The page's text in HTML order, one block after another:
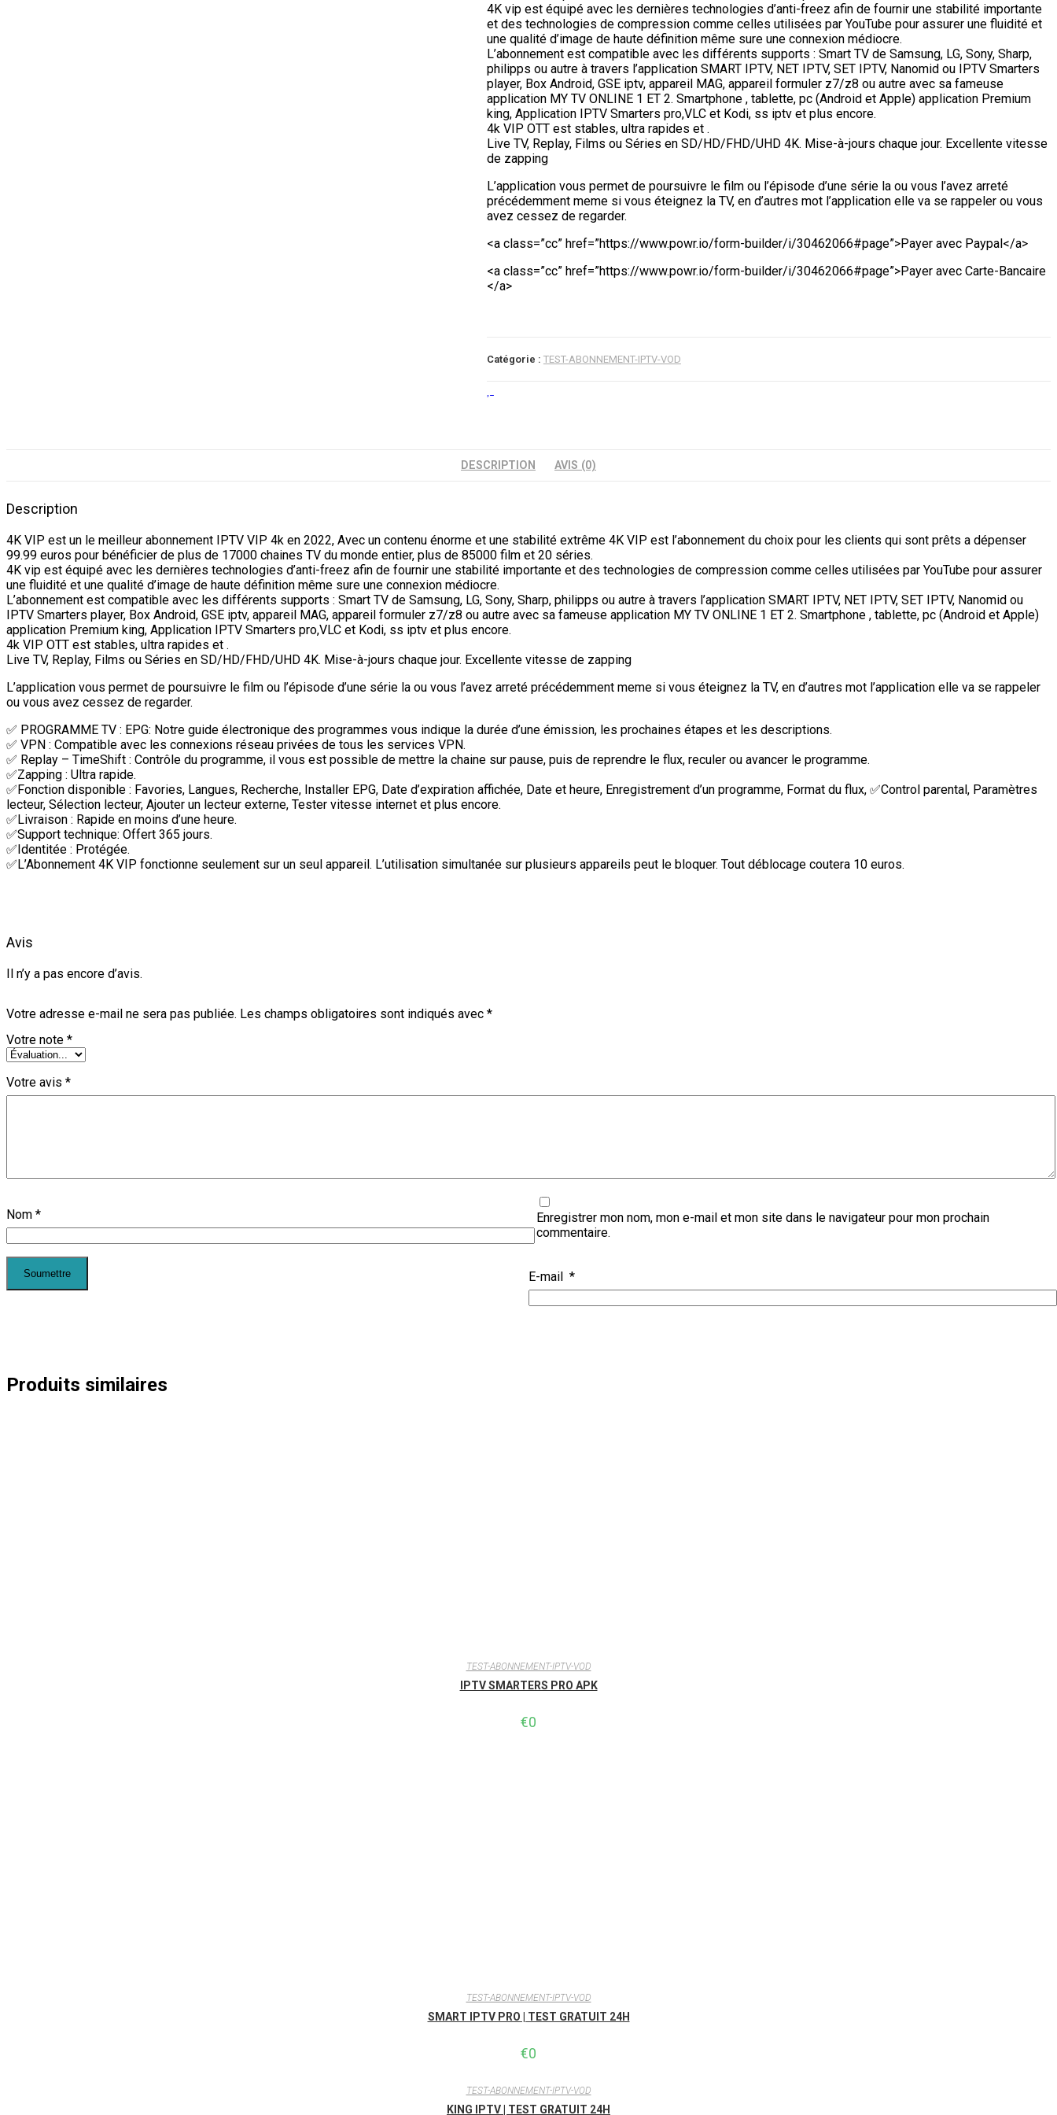
4K vip est équipé avec les dernières technologies d’anti-freez afin de fournir une stabilité importante
et des technologies de compression comme celles utilisées par YouTube pour assurer une fluidité et
une qualité d’image de haute définition même sure une connexion médiocre.
L’abonnement est compatible avec les différents supports : Smart TV de Samsung, LG, Sony, Sharp,
philipps ou autre à travers l’application SMART IPTV, NET IPTV, SET IPTV, Nanomid ou IPTV Smarters
player, Box Android, GSE iptv, appareil MAG, appareil formuler z7/z8 ou autre avec sa fameuse
application MY TV ONLINE 1 ET 2. Smartphone , tablette, pc (Android et Apple) application Premium
king, Application IPTV Smarters pro,VLC et Kodi, ss iptv et plus encore.
4k VIP OTT est stables, ultra rapides et .
Live TV, Replay, Films ou Séries en SD/HD/FHD/UHD 4K. Mise-à-jours chaque jour. Excellente vitesse
de zapping
L’application vous permet de poursuivre le film ou l’épisode d’une série la ou vous l’avez arreté
précédemment meme si vous éteignez la TV, en d’autres mot l’application elle va se rappeler ou vous
avez cessez de regarder.
<a class=”cc” href=”https://www.powr.io/form-builder/i/30462066#page”>Payer avec Paypal</a>
<a class=”cc” href=”https://www.powr.io/form-builder/i/30462066#page”>Payer avec Carte-Bancaire
</a>
Catégorie : TEST-ABONNEMENT-IPTV-VOD
DESCRIPTION AVIS (0)
Description
4K VIP est un le meilleur abonnement IPTV VIP 4k en 2022, Avec un contenu énorme et une stabilité extrême 4K VIP est l’abonnement du choix pour les clients qui sont prêts a dépenser
99.99 euros pour bénéficier de plus de 17000 chaines TV du monde entier, plus de 85000 film et 20 séries.
4K vip est équipé avec les dernières technologies d’anti-freez afin de fournir une stabilité importante et des technologies de compression comme celles utilisées par YouTube pour assurer
une fluidité et une qualité d’image de haute définition même sure une connexion médiocre.
L’abonnement est compatible avec les différents supports : Smart TV de Samsung, LG, Sony, Sharp, philipps ou autre à travers l’application SMART IPTV, NET IPTV, SET IPTV, Nanomid ou
IPTV Smarters player, Box Android, GSE iptv, appareil MAG, appareil formuler z7/z8 ou autre avec sa fameuse application MY TV ONLINE 1 ET 2. Smartphone , tablette, pc (Android et Apple)
application Premium king, Application IPTV Smarters pro,VLC et Kodi, ss iptv et plus encore.
4k VIP OTT est stables, ultra rapides et .
Live TV, Replay, Films ou Séries en SD/HD/FHD/UHD 4K. Mise-à-jours chaque jour. Excellente vitesse de zapping
L’application vous permet de poursuivre le film ou l’épisode d’une série la ou vous l’avez arreté précédemment meme si vous éteignez la TV, en d’autres mot l’application elle va se rappeler
ou vous avez cessez de regarder.
✅ PROGRAMME TV : EPG: Notre guide électronique des programmes vous indique la durée d’une émission, les prochaines étapes et les descriptions.
✅ VPN : Compatible avec les connexions réseau privées de tous les services VPN.
✅ Replay – TimeShift : Contrôle du programme, il vous est possible de mettre la chaine sur pause, puis de reprendre le flux, reculer ou avancer le programme.
✅Zapping : Ultra rapide.
✅Fonction disponible : Favories, Langues, Recherche, Installer EPG, Date d’expiration affichée, Date et heure, Enregistrement d’un programme, Format du flux, ✅Control parental, Paramètres
lecteur, Sélection lecteur, Ajouter un lecteur externe, Tester vitesse internet et plus encore.
✅Livraison : Rapide en moins d’une heure.
✅Support technique: Offert 365 jours.
✅Identitée : Protégée.
✅L’Abonnement 4K VIP fonctionne seulement sur un seul appareil. L’utilisation simultanée sur plusieurs appareils peut le bloquer. Tout déblocage coutera 10 euros.
Avis
Il n’y a pas encore d’avis.
Votre adresse e-mail ne sera pas publiée. Les champs obligatoires sont indiqués avec *
Votre note *
Votre avis *
Nom *
E-mail *
Enregistrer mon nom, mon e-mail et mon site dans le navigateur pour mon prochain
commentaire.
Produits similaires
TEST-ABONNEMENT-IPTV-VOD
IPTV SMARTERS PRO APK
€0
TEST-ABONNEMENT-IPTV-VOD
SMART IPTV PRO | TEST GRATUIT 24H
€0
TEST-ABONNEMENT-IPTV-VOD
KING IPTV | TEST GRATUIT 24H